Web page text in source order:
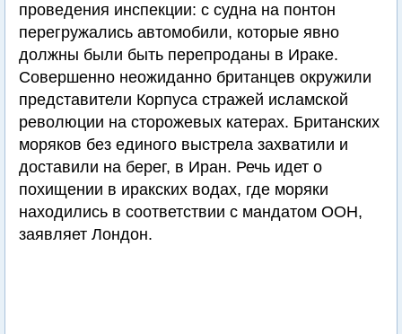
проведения инспекции: с судна на понтон
перегружались автомобили, которые явно
должны были быть перепроданы в Ираке.
Совершенно неожиданно британцев окружили
представители Корпуса стражей исламской
революции на сторожевых катерах. Британских
моряков без единого выстрела захватили и
доставили на берег, в Иран. Речь идет о
похищении в иракских водах, где моряки
находились в соответствии с мандатом ООН,
заявляет Лондон.